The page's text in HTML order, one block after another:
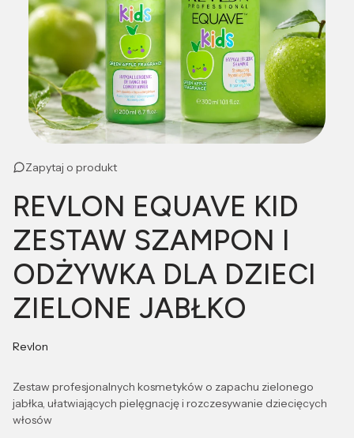
Zapytaj o produkt
REVLON EQUAVE KID
ZESTAW SZAMPON I
ODŻYWKA DLA DZIECI
ZIELONE JABŁKO
Revlon
Zestaw profesjonalnych kosmetyków o zapachu zielonego
jabłka, ułatwiających pielęgnację i rozczesywanie dziecięcych
włosów